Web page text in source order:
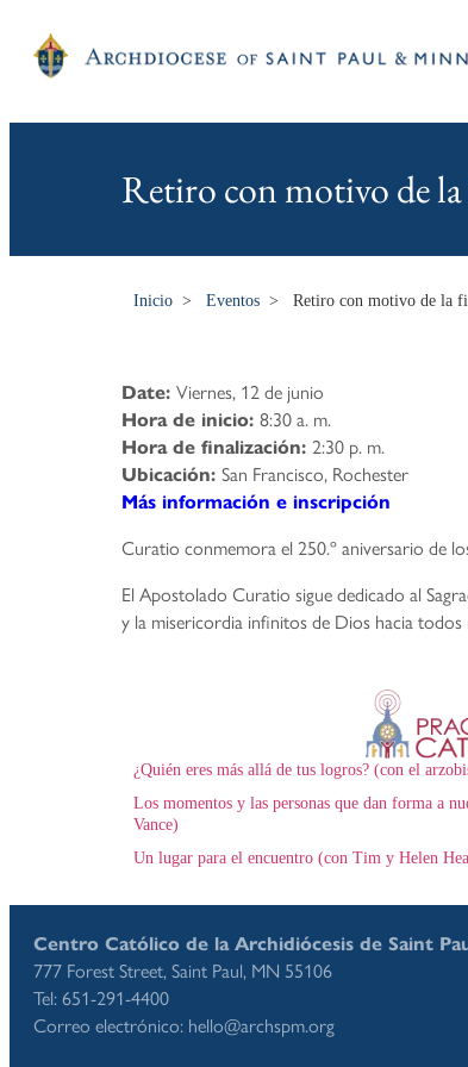
Retiro con motivo de
Inicio > Eventos > Retiro con motivo de la
Date: Viernes, 12 de junio
Hora de inicio: 8:30 a. m.
Hora de finalización: 2:30 p. m.
Ubicación: San Francisco, Rochester
Más información e inscripción
Curatio conmemora el 250.º aniversario de
El Apostolado Curatio sigue dedicado al
y la misericordia infinitos de Dios hacia todos
¿Quién eres más allá de tus logros? (con el
Los momentos y las personas que dan forma a
Vance)
Un lugar para el encuentro (con Tim y Helen
Centro Católico de la Archidiócesis de Saint
777 Forest Street, Saint Paul, MN 55106
Tel: 651-291-4400
Correo electrónico: hello@archspm.org